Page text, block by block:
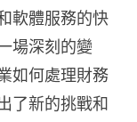
軟體服務的快
場深刻的變
如何處理財務
了新的挑戰和